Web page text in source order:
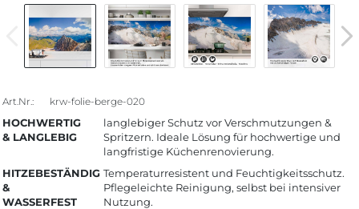
Art.Nr.: krw-folie-berge-020
HOCHWERTIG
& LANGLEBIG
langlebiger Schutz vor Verschmutzungen &
Spritzern. Ideale Lösung für hochwertige und
langfristige Küchenrenovierung.
HITZEBESTÄNDIG
&
WASSERFEST
Temperaturresistent und Feuchtigkeitsschutz.
Pflegeleichte Reinigung, selbst bei intensiver
Nutzung.